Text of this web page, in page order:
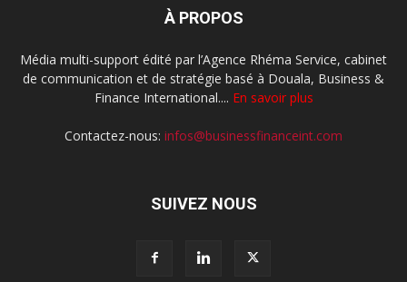
À PROPOS
Média multi-support édité par l’Agence Rhéma Service, cabinet
de communication et de stratégie basé à Douala, Business &
Finance International.... En savoir plus
Contactez-nous: infos@businessfinanceint.com
SUIVEZ NOUS